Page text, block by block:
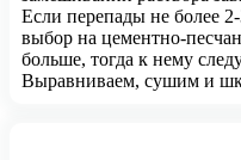
Если перепады не более
выбор на цементно-
больше, тогда к нему
Выравниваем, сушим и